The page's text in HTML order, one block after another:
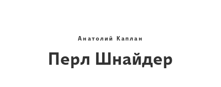
Анатолий Каплан
Перл Шнайдер